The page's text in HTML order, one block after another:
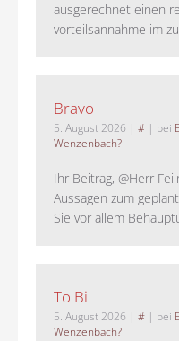
ausgerechnet einen
vorteilsannahme im
Bravo
5. August 2026 | # | bei
Wenzenbach?
Ihr Beitrag, @Herr
Aussagen zum
Sie vor allem
To Bi
5. August 2026 | # | bei
Wenzenbach?